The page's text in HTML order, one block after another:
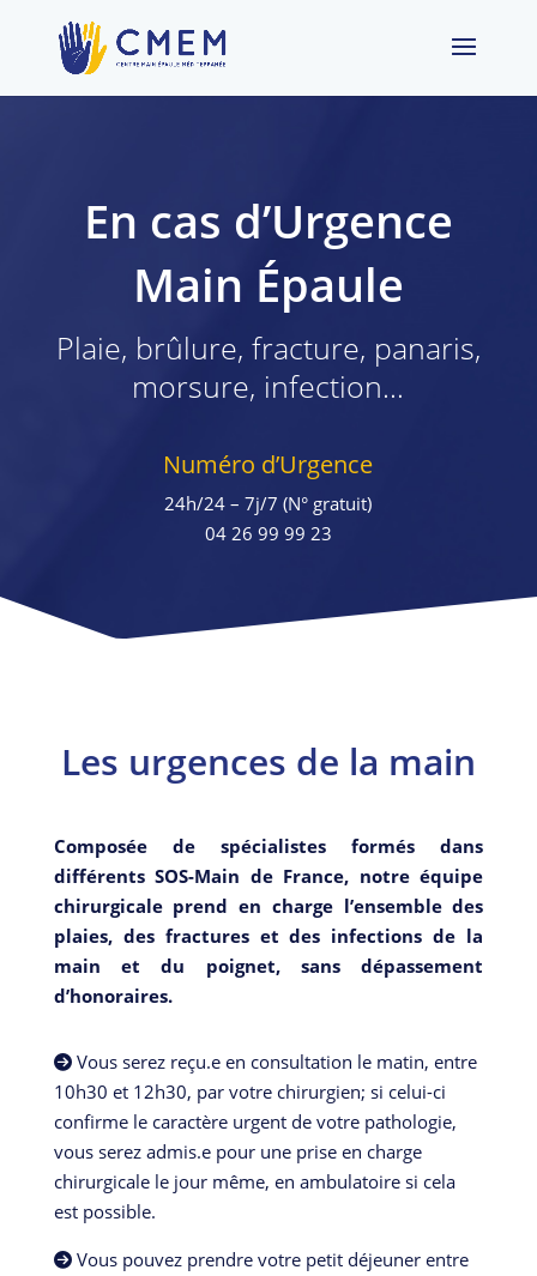
En cas d’Urgence
Main Épaule
Plaie, brûlure, fracture, panaris,
morsure, infection…
Numéro d’Urgence
24h/24 – 7j/7 (N° gratuit)
04 26 99 99 23
Les urgences de la main
Composée de spécialistes formés dans
différents SOS-Main de France, notre équipe
chirurgicale prend en charge l’ensemble des
plaies, des fractures et des infections de la
main et du poignet, sans dépassement
d’honoraires.
Vous serez reçu.e en consultation le matin, entre
10h30 et 12h30, par votre chirurgien; si celui-ci
confirme le caractère urgent de votre pathologie,
vous serez admis.e pour une prise en charge
chirurgicale le jour même, en ambulatoire si cela
est possible.
Vous pouvez prendre votre petit déjeuner entre